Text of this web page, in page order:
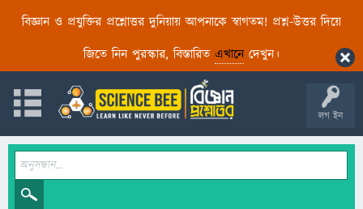
বিজ্ঞান ও প্রযুক্তির প্রশ্নোত্তর দুনিয়ায় আপনাকে স্বাগতম! প্রশ্ন-উত্তর দিয়ে
জিতে নিন পুরস্কার, বিস্তারিত এখানেদেখুন।
লগ ইন